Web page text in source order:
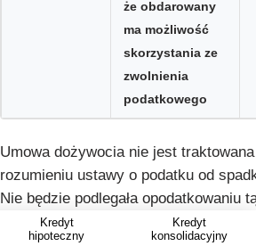
że obdarowany
ma możliwość
skorzystania ze
zwolnienia
podatkowego
Umowa dożywocia nie jest
rozumieniu ustawy o podatku od
Nie będzie podlegała opodatkowaniu
Najczęściej zadawane
Kredyt
hipoteczny
Kredyt
konsolidacyjny